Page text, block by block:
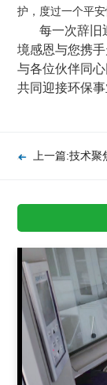
护，度过一个平安
每一次辞旧
境感恩与您携
与各位伙伴同
共同迎接环保事